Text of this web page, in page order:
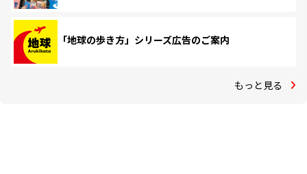
「地球の歩き方」シリーズ広告のご案内
もっと見る